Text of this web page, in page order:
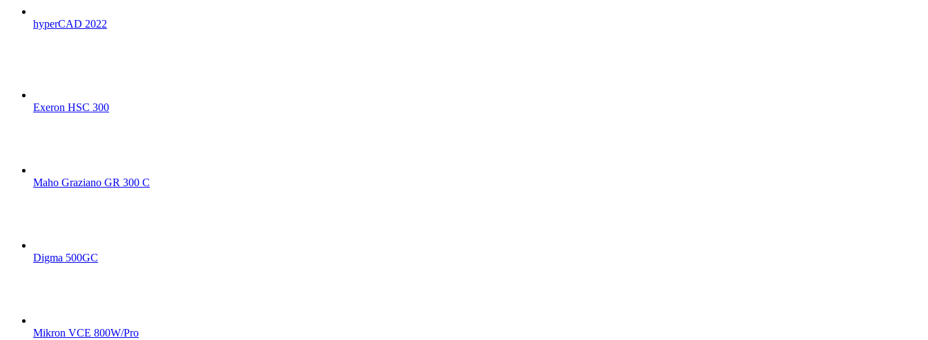
hyperCAD 2022
Exeron HSC 300
Maho Graziano GR 300 C
Digma 500GC
Mikron VCE 800W/Pro